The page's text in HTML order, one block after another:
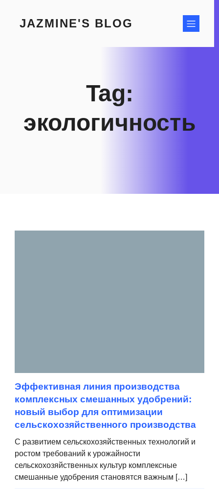
contentJAZMINE'S BLOG
Tag:
экологичность
Эффективная линия производства
комплексных смешанных удобрений:
новый выбор для оптимизации
сельскохозяйственного производства
С развитием сельскохозяйственных технологий и
ростом требований к урожайности
сельскохозяйственных культур комплексные
смешанные удобрения становятся важным […]